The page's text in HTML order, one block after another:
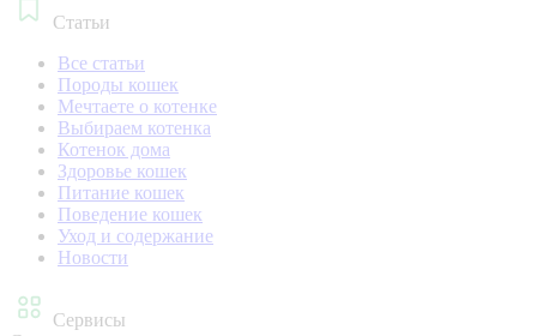
Статьи
Все статьи
Породы кошек
Мечтаете о котенке
Выбираем котенка
Котенок дома
Здоровье кошек
Питание кошек
Поведение кошек
Уход и содержание
Новости
Сервисы